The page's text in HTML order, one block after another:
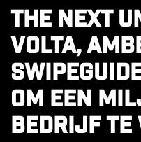
The next
Volta,
om een
bedrijf te